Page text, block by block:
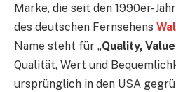
Marke, die seit den 1990er-
des deutschen Fernsehens
Name steht für „Quality,
Qualität, Wert und
ursprünglich in den USA